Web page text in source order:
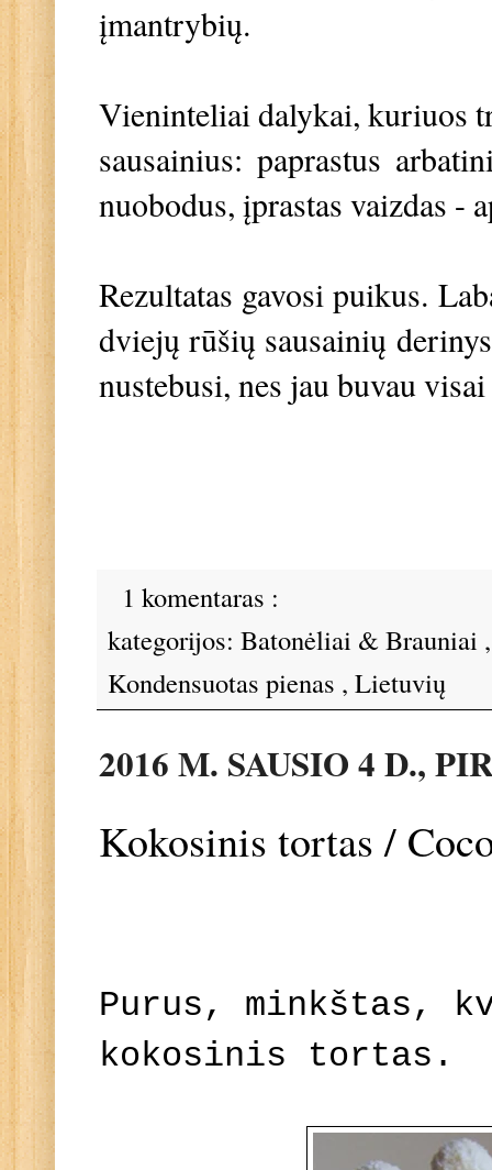
įmantrybių.
Vieninteliai dalykai, kuriuos
sausainius: paprastus
nuobodus, įprastas vaizdas -
Rezultatas gavosi puikus.
dviejų rūšių sausainių
nustebusi, nes jau buvau
1 komentaras :
kategorijos: Batonėliai & Brauniai
Kondensuotas pienas , Lietuvių
2016 M. SAUSIO 4 D.,
Kokosinis tortas /
Purus, minkštas,
kokosinis tortas.